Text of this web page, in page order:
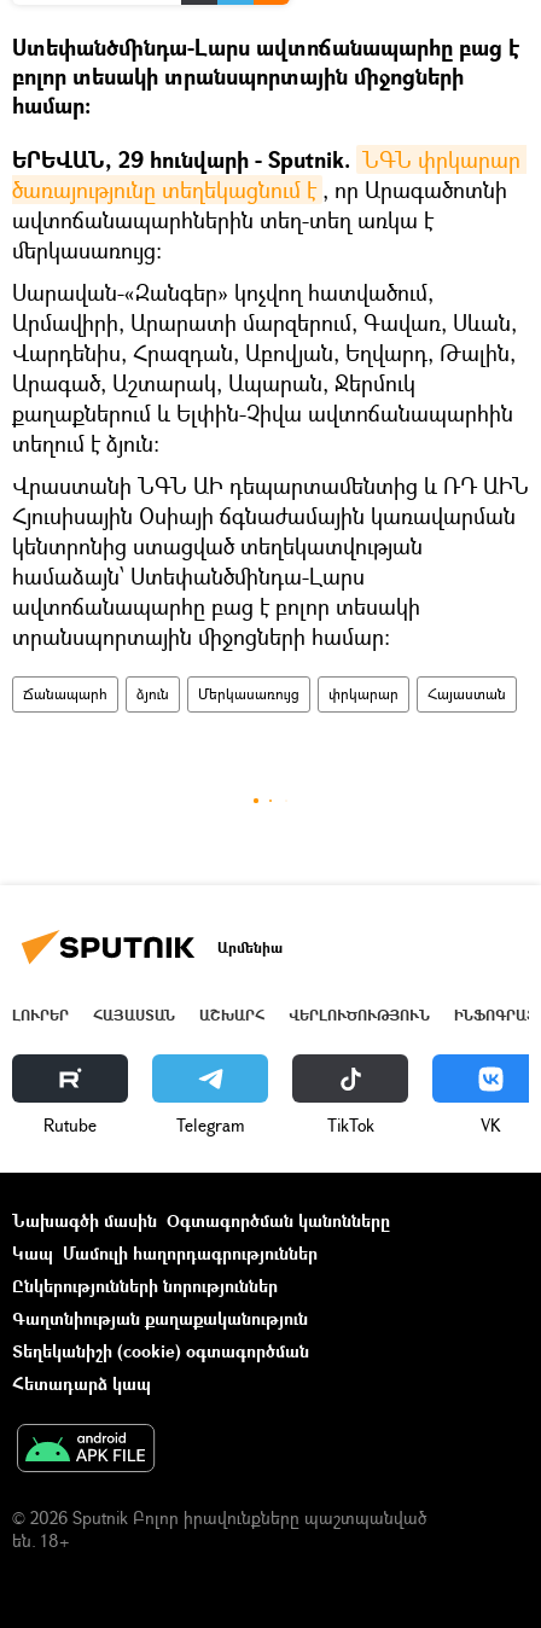
Ստեփանծմինդա-Լարս ավտոճանապարհը բաց է
բոլոր տեսակի տրանսպորտային միջոցների
համար։
ԵՐԵՎԱՆ, 29 հունվարի - Sputnik. ՆԳՆ փրկարար
ծառայությունը տեղեկացնում է , որ Արագածոտնի
ավտոճանապարհներին տեղ-տեղ առկա է
մերկասառույց։
Սարավան-«Զանգեր» կոչվող հատվածում,
Արմավիրի, Արարատի մարզերում, Գավառ, Սևան,
Վարդենիս, Հրազդան, Աբովյան, Եղվարդ, Թալին,
Արագած, Աշտարակ, Ապարան, Ջերմուկ
քաղաքներում և Ելփին-Չիվա ավտոճանապարհին
տեղում է ձյուն։
Վրաստանի ՆԳՆ ԱԻ դեպարտամենտից և ՌԴ ԱԻՆ
Հյուսիսային Օսիայի ճգնաժամային կառավարման
կենտրոնից ստացված տեղեկատվության
համաձայն՝ Ստեփանծմինդա-Լարս
ավտոճանապարհը բաց է բոլոր տեսակի
տրանսպորտային միջոցների համար։
Ճանապարհ ձյուն Մերկասառույց փրկարար Հայաստան
Արմենիա
ԼՈՒՐԵՐ ՀԱՅԱՍՏԱՆ ԱՇԽԱՐՀ ՎԵՐԼՈՒԾՈՒԹՅՈՒՆ
Rutube Telegram ТikТоk VK
Նախագծի մասին Օգտագործման կանոնները
Կապ Մամուլի հաղորդագրություններ
Ընկերությունների նորություններ
Գաղտնիության քաղաքականություն
Տեղեկանիշի (cookie) օգտագործման
Հետադարձ կապ
© 2026 Sputnik Բոլոր իրավունքները պաշտպանված
են. 18+